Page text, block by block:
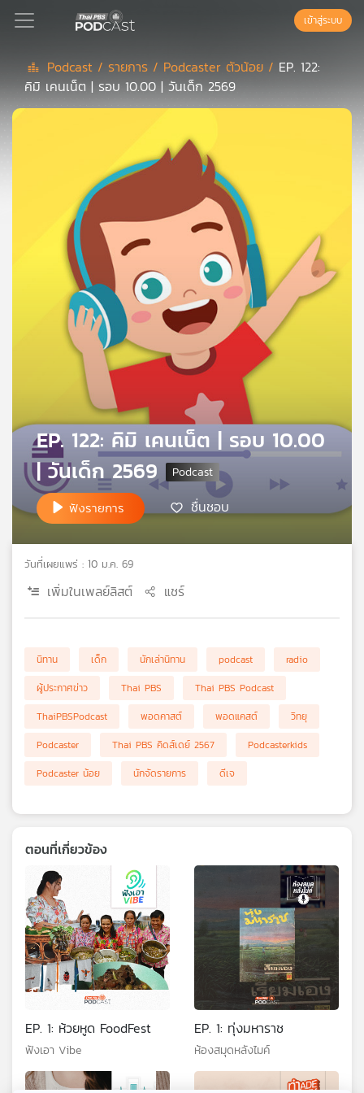
Podcast
เพลง
บทความ
และ
กิจกรรม
เครือ
พี
เอส
แผนที่
วิทยุ
เครือ
ข่าย
เข้าสู่ระบบ
Podcast / รายการ / Podcaster ตัวน้อย / EP. 122:
คิมิ เคนเน็ต | รอบ 10.00 | วันเด็ก 2569
EP. 122: คิมิ เคนเน็ต | รอบ 10.00
| วันเด็ก 2569
ฟังรายการ ชื่นชอบ
วันที่เผยแพร่ : 10 ม.ค. 69
เพิ่มในเพลย์ลิสต์ แชร์
นิทาน เด็ก นักเล่านิทาน podcast
radio
ผู้ประกาศข่าว
Thai PBS
Thai PBS Podcast
ThaiPBSPodcast
พอดคาสต์ พอดแคสต์
วิทยุ
Podcaster
Thai PBS คิดส์เดย์ 2567
Podcasterkids
Podcaster น้อย
นักจัดรายการ ดีเจ
ตอนที่เกี่ยวข้อง
EP. 1: ห้วยหูด FoodFest
ฟังเอา Vibe
EP. 1: ทุ่งมหาราช
ห้องสมุดหลังไมค์